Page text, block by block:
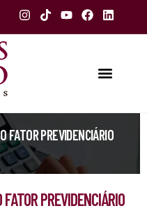
FATOR PREVIDENCIÁRIO
PREVIDENCIÁRIO